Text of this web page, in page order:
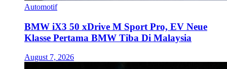
Automotif
BMW iX3 50 xDrive M Sport Pro, EV Neue
Klasse Pertama BMW Tiba Di Malaysia
August 7, 2026